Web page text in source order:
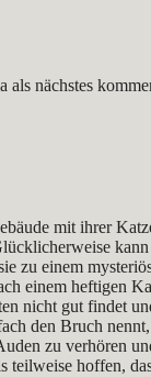
nächstes
mit ihrer
zu einem
einem heftigen
nicht gut findet
den Bruch
zu verhören
hoffen,